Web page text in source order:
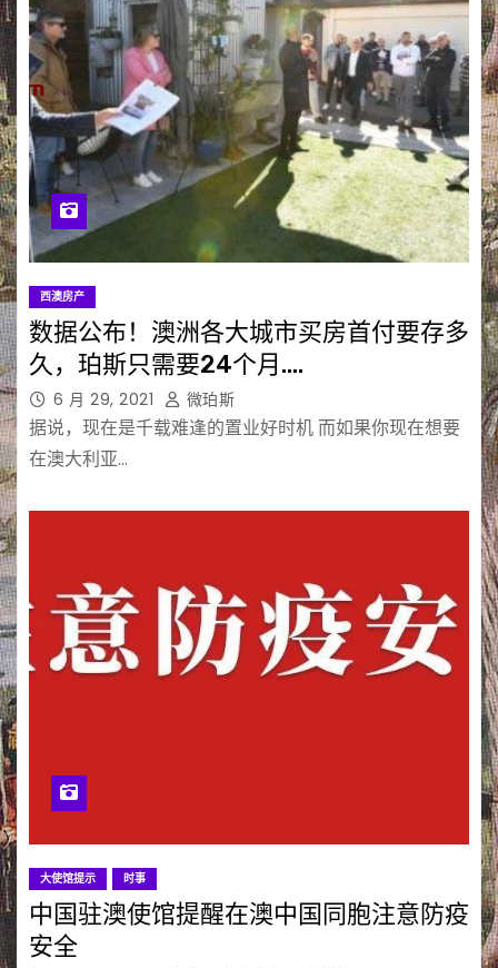
西澳房产
数据公布！澳洲各大城市买房首付要存多
久，珀斯只需要24个月….
6 月 29, 2021 微珀斯
据说，现在是千载难逢的置业好时机 而如果你现在想要
在澳大利亚…
大使馆提示 时事
中国驻澳使馆提醒在澳中国同胞注意防疫
安全